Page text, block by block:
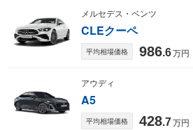
メルセデス・ベンツ
CLEクーペ
平均相場価格 986.6万円
アウディ
A5
平均相場価格 428.7万円